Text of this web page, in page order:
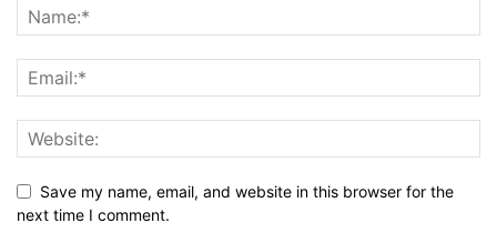
Save my name, email, and website in this browser for the
next time I comment.